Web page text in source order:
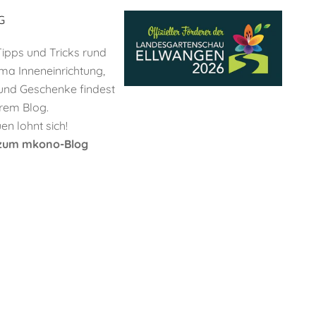
und Tricks rund
Inneneinrichtung,
Geschenke findest
Blog.
lohnt sich!
mkono-Blog